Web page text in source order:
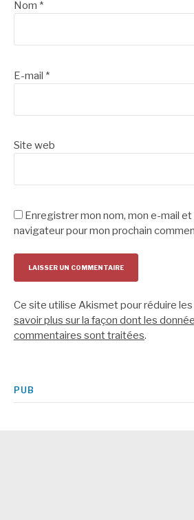
Nom *
E-mail *
Site web
Enregistrer mon nom, mon e-mail
navigateur pour mon prochain
Ce site utilise Akismet pour réduire
savoir plus sur la façon dont les
commentaires sont traitées.
PUB